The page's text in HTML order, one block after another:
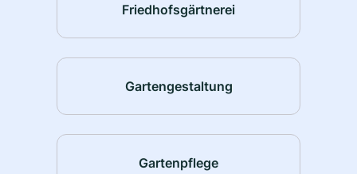
Friedhofsgärtnerei
Gartengestaltung
Gartenpflege